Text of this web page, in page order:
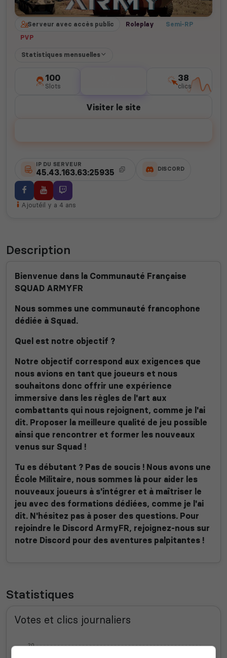
Serveur avec accès public Roleplay
Semi-RP
PVP
Statistiques mensuelles
100
Slots
38
clics
Visiter le site
IP DU SERVEUR
45.43.163.63:25935 DISCORD
Ajoutéil y a 4 ans
Description
Bienvenue dans la Communauté Française
SQUAD ARMYFR
Nous sommes une communauté francophone
dédiée à Squad.
Quel est notre objectif ?
Notre objectif correspond aux exigences que
nous avions en tant que joueurs et nous
souhaitons donc offrir une expérience
immersive dans les règles de l'art aux
combattants qui nous rejoignent, comme je l'ai
dit. Proposer la meilleure qualité de jeu possible
ainsi que rencontrer et former les nouveaux
venus sur Squad !
Tu es débutant ? Pas de soucis ! Nous avons une
École Militaire, nous sommes là pour aider les
nouveaux joueurs à s'intégrer et à maîtriser le
jeu avec des formations dédiées, comme je l'ai
dit. N'hésitez pas à poser des questions. Pour
rejoindre le Discord ArmyFR, rejoignez-nous sur
notre Discord pour des aventures palpitantes !
Statistiques
Votes et clics journaliers
20